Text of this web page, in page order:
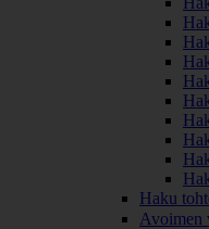
Haku
Avoimen